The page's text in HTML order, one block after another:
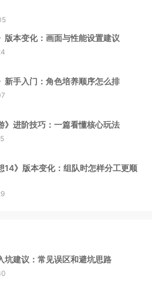
版本变化：画面与性能设置建议
新手入门：角色培养顺序怎么排
》进阶技巧：一篇看懂核心玩法
14》版本变化：组队时怎样分工更顺
坑建议：常见误区和避坑思路